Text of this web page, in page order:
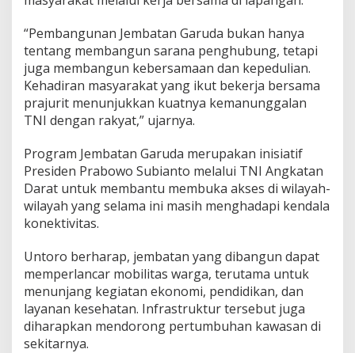
“Pembangunan Jembatan Garuda bukan hanya
tentang membangun sarana penghubung, tetapi
juga membangun kebersamaan dan kepedulian.
Kehadiran masyarakat yang ikut bekerja bersama
prajurit menunjukkan kuatnya kemanunggalan
TNI dengan rakyat,” ujarnya.
Program Jembatan Garuda merupakan inisiatif
Presiden Prabowo Subianto melalui TNI Angkatan
Darat untuk membantu membuka akses di wilayah-
wilayah yang selama ini masih menghadapi kendala
konektivitas.
Untoro berharap, jembatan yang dibangun dapat
memperlancar mobilitas warga, terutama untuk
menunjang kegiatan ekonomi, pendidikan, dan
layanan kesehatan. Infrastruktur tersebut juga
diharapkan mendorong pertumbuhan kawasan di
sekitarnya.